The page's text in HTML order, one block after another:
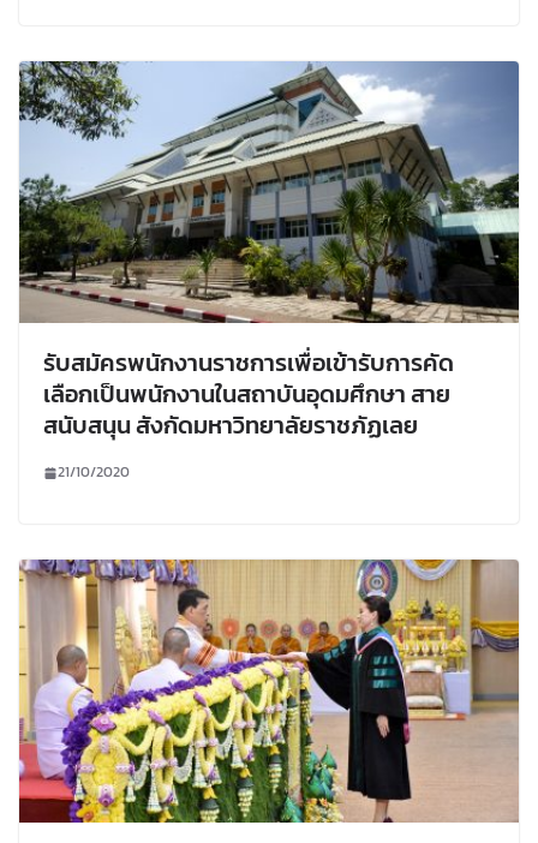
รับสมัครพนักงานราชการเพื่อเข้ารับการคัด
เลือกเป็นพนักงานในสถาบันอุดมศึกษา สาย
สนับสนุน สังกัดมหาวิทยาลัยราชภัฏเลย
21/10/2020